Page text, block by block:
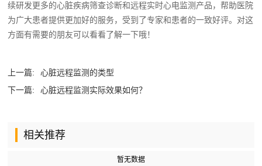
续研发更多的心脏疾病筛查诊断和远程实时心电监测产品，帮助医院
为广大患者提供更加好的服务，受到了专家和患者的一致好评。对这
方面有需要的朋友可以看看了解一下哦！
上一篇:
心脏远程监测的类型
下一篇:
心脏远程监测实际效果如何？
相关推荐
暂无数据